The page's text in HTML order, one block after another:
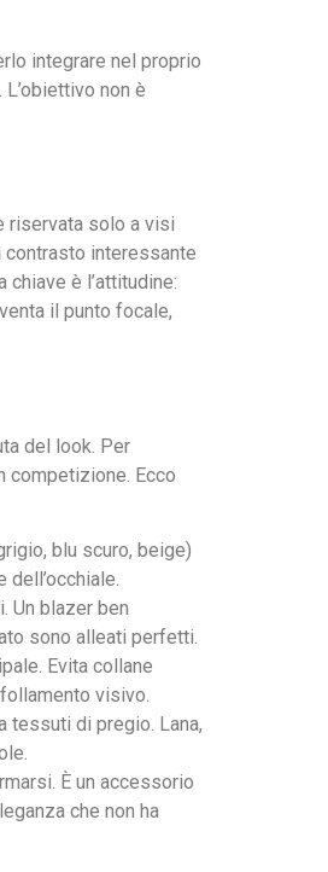
integrare nel proprio
non è
riservata solo a visi
contrasto interessante
chiave è l’attitudine:
il punto focale,
del look. Per
competizione. Ecco
blu scuro, beige)
Un blazer ben
sono alleati perfetti.
Evita collane
visivo.
tessuti di pregio. Lana,
È un accessorio
che non ha